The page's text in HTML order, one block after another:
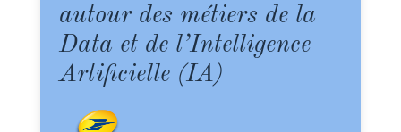
autour des métiers de la
Data et de l’Intelligence
Artificielle (IA)